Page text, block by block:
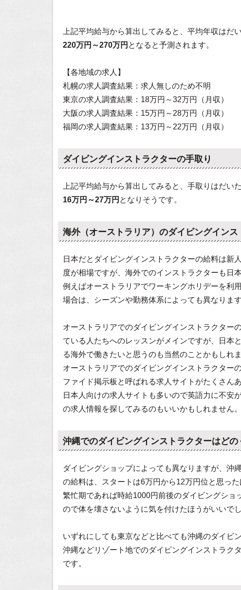
上記平均給与から算出してみると、平均年収はだ
220万円～270万円 となると予測されます。
【各地域の求人】
札幌の求人調査結果：求人無しのため不明
東京の求人調査結果：18万円～32万円（月収）
大阪の求人調査結果：15万円～28万円（月収）
福岡の求人調査結果：13万円～22万円（月収）
ダイビングインストラクターの手取り
上記平均給与から算出してみると、手取りはだい
16万円～27万円 となりそうです。
海外（オーストラリア）のダイビングイン
日本だとダイビングインストラクターの給料は新
度が相場ですが、海外でのインストラクターも日
例えばオーストラリアでワーキングホリデーを利
場合は、シーズンや勤務体系によっても異なり
オーストラリアでのダイビングインストラクター
ている人たちへのレッスンがメインですが、日本
る海外で働きたいと思うのも当然のことかもしれま
オーストラリアでのダイビングインストラクター
ファイド掲示板と呼ばれる求人サイトがたくさんあ
日本人向けの求人サイトも多いので英語力に不安
の求人情報を探してみるのもいいかもしれません。
沖縄でのダイビングインストラクターはどの
ダイビングショップによっても異なりますが、沖
の給料は、スタートは6万円から12万円位と思った
繁忙期であれば時給1000円前後のダイビングシ
ので体を壊さないように気を付けたほうがいいでし
いずれにしても東京などと比べても沖縄のダイビ
沖縄などリゾート地でのダイビングインストラク
です。